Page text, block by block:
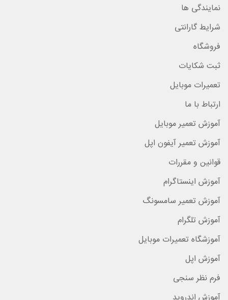
نمایندگی ها
شرایط گارانتی
فروشگاه
ثبت شکایات
تعمیرات موبایل
ارتباط با ما
آموزش تعمیر موبایل
آموزش تعمیر آیفون اپل
قوانین و مقررات
آموزش اینستاگرام
آموزش تعمیر سامسونگ
آموزش تلگرام
آموزشگاه تعمیرات موبایل
آموزش اپل
فرم نظر سنجی